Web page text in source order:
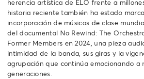
herencia artística de ELO frente a
historia reciente también ha estado
incorporación de músicos de clase
del documental No Rewind: The
Former Members en 2024, una pieza
intimidad de la banda, sus giras y la
agrupación que continúa emocionando a
generaciones.